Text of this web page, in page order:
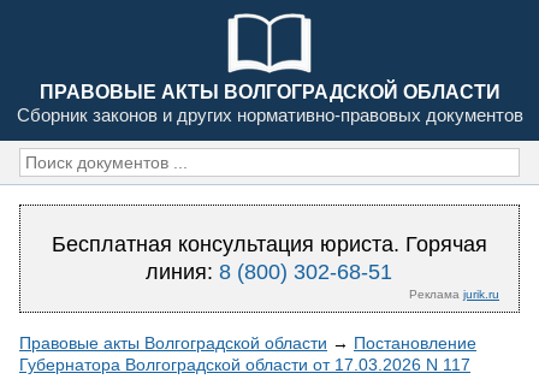
ПРАВОВЫЕ АКТЫ ВОЛГОГРАДСКОЙ ОБЛАСТИ
Сборник законов и других нормативно-правовых документов
Бесплатная консультация юриста. Горячая
линия:8 (800) 302-68-51
Реклама jurik.ru
Правовые акты Волгоградской области → Постановление
Губернатора Волгоградской области от 17.03.2026 N 117